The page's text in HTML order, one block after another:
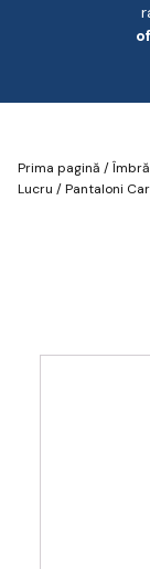
Prima pagină /
Lucru / Pantaloni